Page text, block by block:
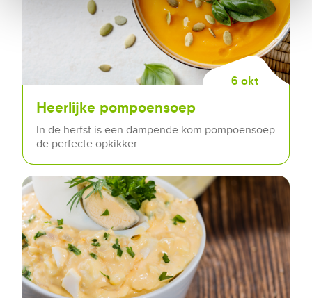
6 okt
Heerlijke pompoensoep
In de herfst is een dampende kom pompoensoep
de perfecte opkikker.